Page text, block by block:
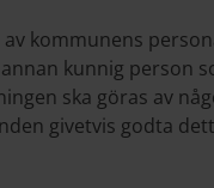
kommunens
kunnig person
ska göras av
givetvis godta